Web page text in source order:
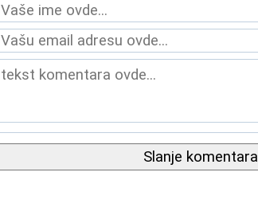
Slanje komentara